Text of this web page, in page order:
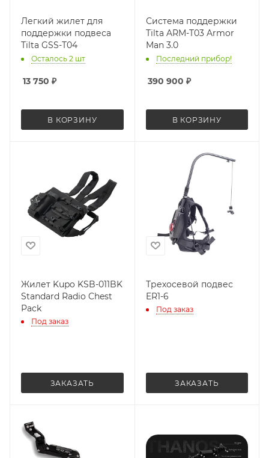
Легкий жилет для
поддержки подвеса
Tilta GSS-T04
Осталось 2 шт
13 750 ₽
В КОРЗИНУ
Система поддержки
Tilta ARM-T03 Armor
Man 3.0
Последний прибор!
390 900 ₽
В КОРЗИНУ
Жилет Kupo KSB-011BK
Standard Radio Chest
Pack
Под заказ
ЗАКАЗАТЬ
Трехосевой подвес
ER1-6
Под заказ
ЗАКАЗАТЬ